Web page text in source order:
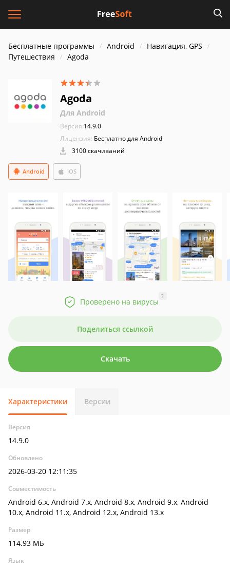
Бесплатные программы Android
Навигация, GPS
Путешествия
Agoda
Agoda
Для Android
Версия:14.9.0
Лицензия: Бесплатно для Android
3100 скачиваний
Android iOS
Проверено на вирусы
?
Поделиться ссылкой
Скачать
Характеристики Версии
Версия
14.9.0
Обновлено
2026-03-20 12:11:35
Совместимость
Android 6.x, Android 7.x, Android 8.x, Android 9.x, Android
10.x, Android 11.x, Android 12.x, Android 13.x
Размер
114.93 МБ
Язык